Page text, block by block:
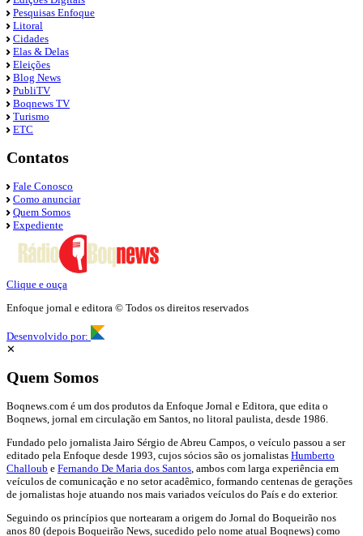
Pesquisas Enfoque
Litoral
Cidades
Elas & Delas
Eleições
Blog News
PubliTV
Boqnews TV
Turismo
ETC
Contatos
Fale Conosco
Como anunciar
Quem Somos
Expediente
Clique e ouça
Enfoque jornal e editora © Todos os direitos reservados
Desenvolvido por:
✕
Quem Somos
Boqnews.com é um dos produtos da Enfoque Jornal e Editora, que edita o
Boqnews, jornal em circulação em Santos, no litoral paulista, desde 1986.
Fundado pelo jornalista Jairo Sérgio de Abreu Campos, o veículo passou a ser
editado pela Enfoque desde 1993, cujos sócios são os jornalistas Humberto
Challoub e Fernando De Maria dos Santos, ambos com larga experiência em
veículos de comunicação e no setor acadêmico, formando centenas de gerações
de jornalistas hoje atuando nos mais variados veículos do País e do exterior.
Seguindo os princípios que nortearam a origem do Jornal do Boqueirão nos
anos 80 (depois Boqueirão News, sucedido pelo nome atual Boqnews) como